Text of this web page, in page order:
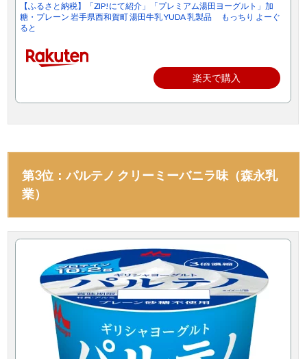
【ふるさと納税】「ZIP!にて紹介」「プレミアム湯田ヨーグルト」加
糖・プレーン 岩手県西和賀町 湯田牛乳 YUDA 乳製品 もっちり よーぐ
ると
楽天で購入
第3位：パルテノ クリーミーバニラ味（森永乳
業）